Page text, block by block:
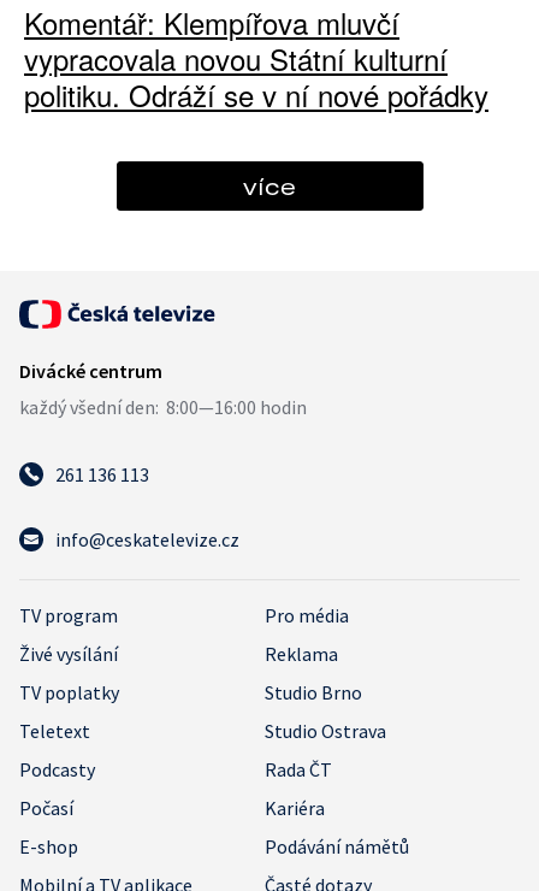
Komentář: Klempířova mluvčí
vypracovala novou Státní kulturní
politiku. Odráží se v ní nové pořádky
více
261 136 113
info@ceskatelevize.cz
TV program
Pro média
Živé vysílání
Reklama
TV poplatky
Studio Brno
Teletext
Studio Ostrava
Podcasty
Rada ČT
Počasí
Kariéra
E-shop
Podávání námětů
Mobilní a TV aplikace
Časté dotazy